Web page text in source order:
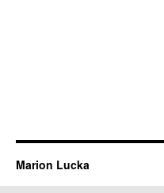
Marion Lucka